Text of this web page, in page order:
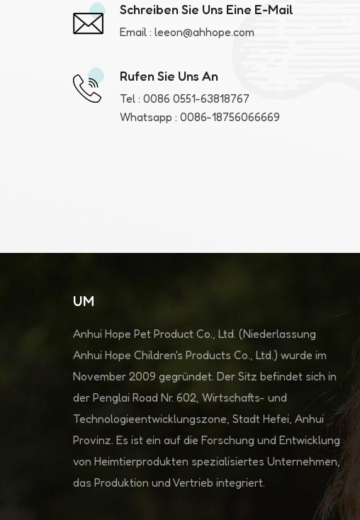
Schreiben Sie Uns Eine E-Mail
Email :leeon@ahhope.com
Rufen Sie Uns An
Tel :0086 0551-63818767
Whatsapp :0086-18756066669
UM
Anhui Hope Pet Product Co., Ltd. (Niederlassung
Anhui Hope Children's Products Co., Ltd.) wurde im
November 2009 gegründet. Der Sitz befindet sich in
der Penglai Road Nr. 602, Wirtschafts- und
Technologieentwicklungszone, Stadt Hefei, Anhui
Provinz. Es ist ein auf die Forschung und Entwicklung
von Heimtierprodukten spezialisiertes Unternehmen,
das Produktion und Vertrieb integriert.